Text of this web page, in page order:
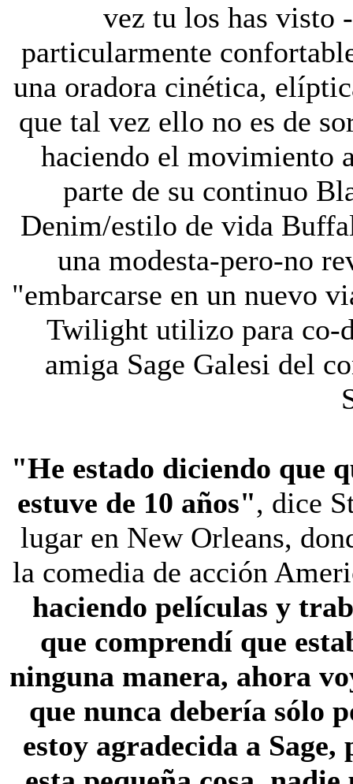
vez tu los has visto
particularmente
una oradora cinética,
que tal vez ello no es de
haciendo el movimiento
parte de su continuo
Denim/estilo de vida
una modesta-pero-no
"embarcarse en un nuevo
Twilight utilizo para co-
amiga Sage Galesi del
"He estado diciendo que
estuve de 10 años", dice
lugar en New Orleans,
la comedia de acción
haciendo películas y
que comprendí que
ninguna manera, ahora
que nunca debería sólo
estoy agradecida a